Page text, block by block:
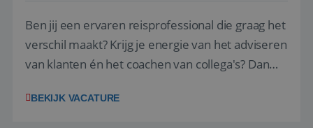
Ben jij een ervaren reisprofessional die graag het
verschil maakt? Krijg je energie van het adviseren
van klanten én het coachen van collega's? Dan
(onderdeel van Pelikaan Travel Group) zoeken
BEKIJK VACATURE